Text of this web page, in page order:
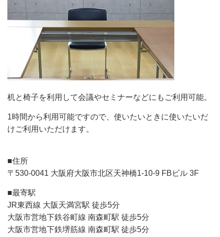
机と椅子を利用して会議やセミナーなどにもご利用可能。
1時間から利用可能ですので、使いたいときに使いたいだ
けご利用いただけます。
■住所
〒530-0041 大阪府大阪市北区天神橋1-10-9 FBビル 3F
■最寄駅
JR東西線 大阪天満宮駅 徒歩5分
大阪市営地下鉄谷町線 南森町駅 徒歩5分
大阪市営地下鉄堺筋線 南森町駅 徒歩5分